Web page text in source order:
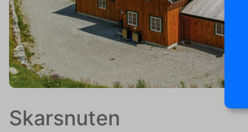
Skarsnuten